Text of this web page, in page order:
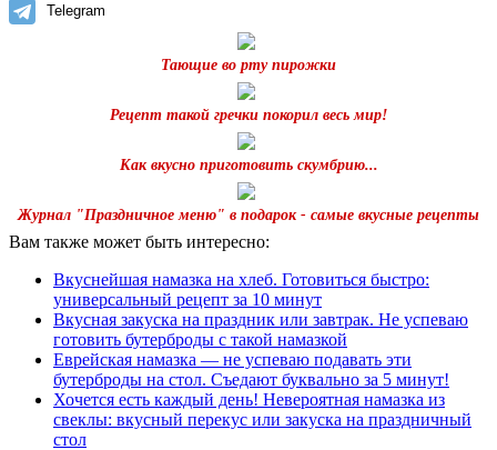
Telegram
Тающие во рту пирожки
Рецепт такой гречки покорил весь мир!
Как вкусно приготовить скумбрию...
Журнал "Праздничное меню" в подарок - самые вкусные рецепты
Вам также может быть интересно:
Вкуснейшая намазка на хлеб. Готовиться быстро:
универсальный рецепт за 10 минут
Вкусная закуска на праздник или завтрак. Не успеваю
готовить бутерброды с такой намазкой
Еврейская намазка — не успеваю подавать эти
бутерброды на стол. Съедают буквально за 5 минут!
Хочется есть каждый день! Невероятная намазка из
свеклы: вкусный перекус или закуска на праздничный
стол